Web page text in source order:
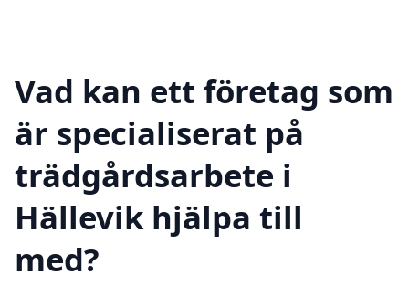
Vad kan ett företag som
är specialiserat på
trädgårdsarbete i
Hällevik hjälpa till
med?